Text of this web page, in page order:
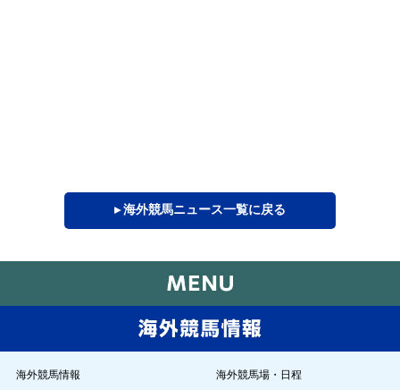
▸ 海外競馬ニュース一覧に戻る
海外競馬情報 海外競馬場・日程